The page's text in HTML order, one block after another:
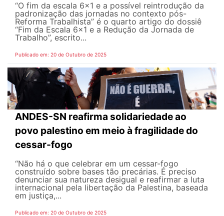
“O fim da escala 6x1 e a possível reintrodução da
padronização das jornadas no contexto pós-
Reforma Trabalhista” é o quarto artigo do dossiê
“Fim da Escala 6x1 e a Redução da Jornada de
Trabalho”, escrito...
Publicado em: 20 de Outubro de 2025
ANDES-SN reafirma solidariedade ao
povo palestino em meio à fragilidade do
cessar-fogo
“Não há o que celebrar em um cessar-fogo
construído sobre bases tão precárias. É preciso
denunciar sua natureza desigual e reafirmar a luta
internacional pela libertação da Palestina, baseada
em justiça,...
Publicado em: 20 de Outubro de 2025